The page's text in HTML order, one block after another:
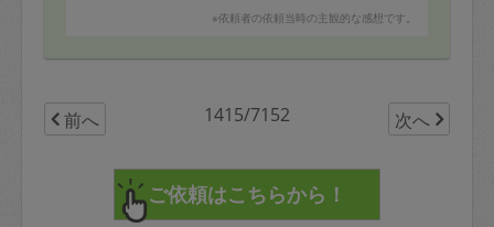
※依頼者の依頼当時の主観的な感想です。
前へ 1415/7152 次へ